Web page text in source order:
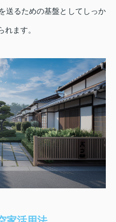
送るための基盤としてしっか
れます。